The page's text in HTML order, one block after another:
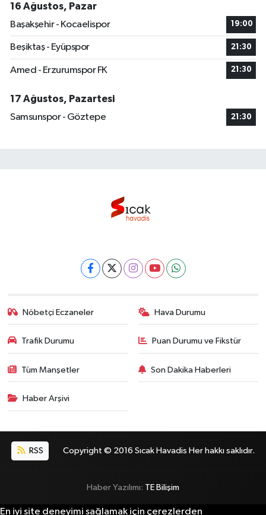
16 Ağustos, Pazar
Başakşehir - Kocaelispor
19:00
Beşiktaş - Eyüpspor 21:30
Amed - Erzurumspor FK 21:30
17 Ağustos, Pazartesi
Samsunspor - Göztepe
21:30
Nöbetçi Eczaneler Hava Durumu
Trafik Durumu Puan Durumu ve Fikstür
Tüm Manşetler Son Dakika Haberleri
Haber Arşivi
RSS Copyright © 2016 Sıcak Havadis Her hakkı saklıdır.
Haber Yazılımı: TE Bilişim
En iyi site deneyimi sağlamak için çerezlerden